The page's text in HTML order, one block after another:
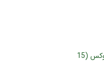
هواکش خانگی با دمپر و کلید دستی لوکس (15